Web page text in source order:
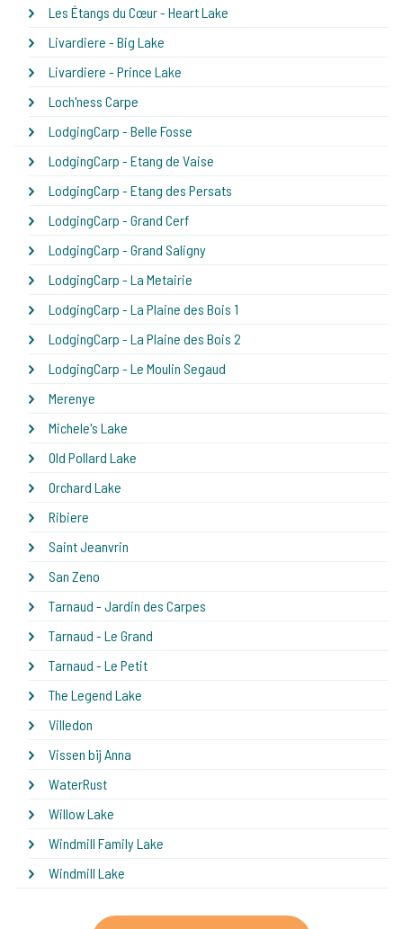
Les Étangs du Cœur - Heart Lake
Livardiere - Big Lake
Livardiere - Prince Lake
Loch'ness Carpe
LodgingCarp - Belle Fosse
LodgingCarp - Etang de Vaise
LodgingCarp - Etang des Persats
LodgingCarp - Grand Cerf
LodgingCarp - Grand Saligny
LodgingCarp - La Metairie
LodgingCarp - La Plaine des Bois 1
LodgingCarp - La Plaine des Bois 2
LodgingCarp - Le Moulin Segaud
Merenye
Michele's Lake
Old Pollard Lake
Orchard Lake
Ribiere
Saint Jeanvrin
San Zeno
Tarnaud - Jardin des Carpes
Tarnaud - Le Grand
Tarnaud - Le Petit
The Legend Lake
Villedon
Vissen bij Anna
WaterRust
Willow Lake
Windmill Family Lake
Windmill Lake